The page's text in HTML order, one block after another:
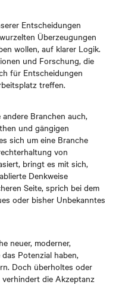
Entscheidungen
Überzeugungen
wollen, auf klarer Logik.
und Forschung, die
für Entscheidungen
treffen.
Branchen auch,
und gängigen
sich um eine Branche
von
bringt es mit sich,
Denkweise
Seite, sprich bei dem
oder bisher Unbekanntes
neuer, moderner,
Potenzial haben,
Doch überholtes oder
die Akzeptanz